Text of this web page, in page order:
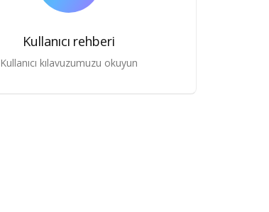
Kullanıcı rehberi
Kullanıcı kılavuzumuzu okuyun